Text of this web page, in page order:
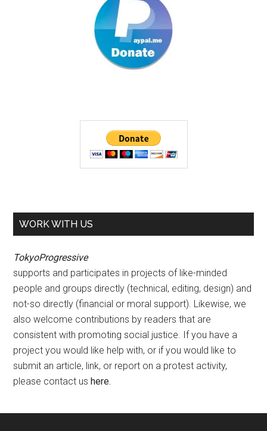
WORK WITH US
TokyoProgressive
supports and participates in projects of like-minded
people and groups directly (technical, editing, design) and
not-so directly (financial or moral support). Likewise, we
also welcome contributions by readers that are
consistent with promoting social justice. If you have a
project you would like help with, or if you would like to
submit an article, link, or report on a protest activity,
please contact ushere.